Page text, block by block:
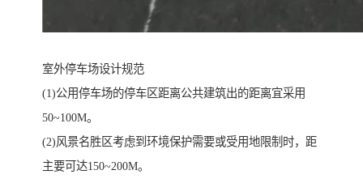
室外停车场设计规范
(1)公用停车场的停车区距离公共建筑出的距离宜采用
50~100M。
(2)风景名胜区考虑到环境保护需要或受用地限制时，距
主要可达150~200M。